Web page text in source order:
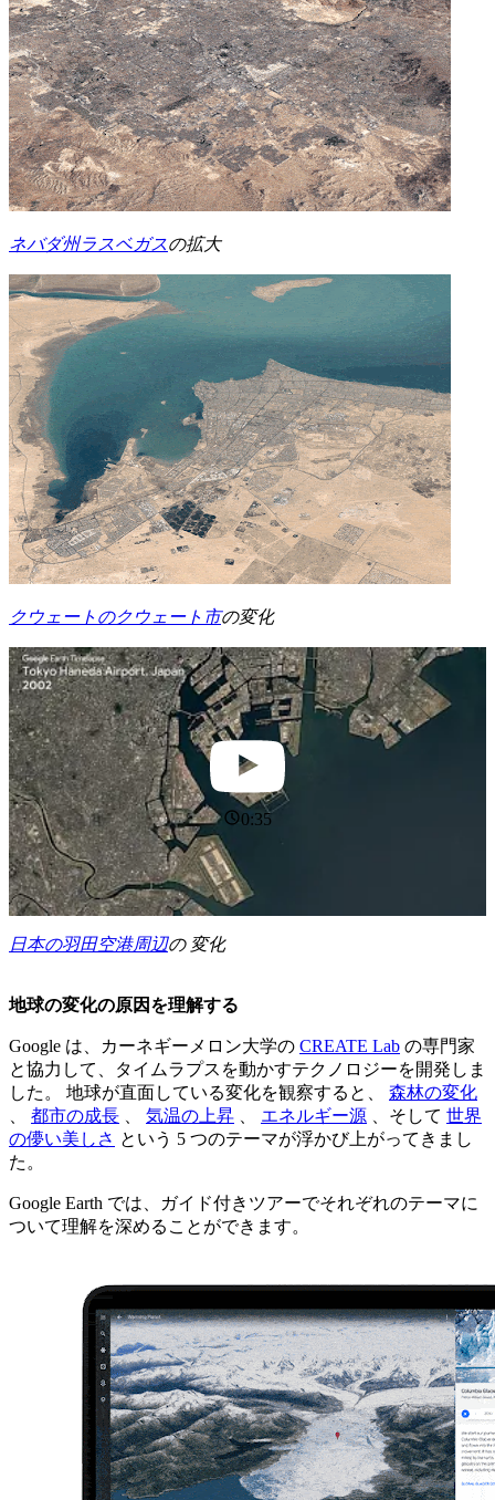
ネバダ州ラスベガスの拡大
クウェートのクウェート市の変化
0:35
日本の羽田空港周辺の 変化
地球の変化の原因を理解する
Google は、カーネギーメロン大学の CREATE Lab の専門家
と協力して、タイムラプスを動かすテクノロジーを開発しま
した。 地球が直面している変化を観察すると、 森林の変化
都市の成長 気温の上昇 エネルギー源 、そして 世界
の儚い美しさ という 5 つのテーマが浮かび上がってきまし
た。
Google Earth では、ガイド付きツアーでそれぞれのテーマに
ついて理解を深めることができます。